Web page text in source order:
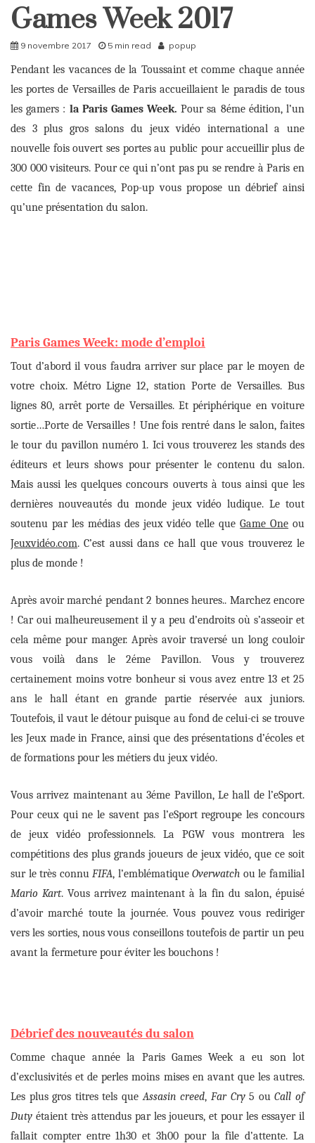
Société
Games Week 2017
9 novembre 2017 5 min read popup
Pendant les vacances de la Toussaint et comme chaque année
lesportes de Versailles de Paris accueillaient le paradis de tous
les gamers : la Paris Games Week. Pour sa 8éme édition, l’un
des 3 plus gros salons du jeux vidéo international a une
nouvelle fois ouvert ses portes au public pour accueillir plus de
300 000 visiteurs. Pour ce qui n’ont pas pu se rendre à Paris en
cette fin de vacances, Pop-up vous propose un débrief ainsi
qu’une présentation du salon.
Paris Games Week: mode d’emploi
Tout d’abord il vous faudra arriver sur place par le moyen de
votre choix. Métro Ligne 12, station Porte de Versailles. Bus
lignes 80, arrêt porte de Versailles. Et périphérique en voiture
sortie…Porte de Versailles ! Une fois rentré dans le salon, faites
le tour du pavillonnuméro 1. Ici vous trouverez les stands des
éditeurs etleurs shows pour présenter le contenu du salon.
Mais aussiles quelques concours ouverts à tous ainsi que les
dernières nouveautés du monde jeux vidéoludique. Le tout
soutenu par les médias des jeux vidéo telle que Game One ou
Jeuxvidéo.com. C’est aussi dans ce hall que vous trouverez le
plus de monde !
Après avoir marché pendant 2 bonnes heures.. Marchez encore
! Car oui malheureusementil y a peu d’endroits où s’asseoir et
cela même pour manger. Après avoir traversé un long couloir
vous voilà dans le 2éme Pavillon. Vous y trouverez
certainement moins votre bonheur si vous avez entre 13 et 25
ans
le hall étant en grande partie réservée aux juniors.
Toutefois, il vaut le détour puisque au fond de celui-ci se trouve
les Jeux made in France, ainsi que des présentations d’écoles et
de formations pour les métiers du jeux vidéo.
Vous arrivez maintenant au 3éme Pavillon, Le hall de l’eSport.
Pour ceux qui ne le savent pas l’eSport regroupe les concours
de jeux vidéoprofessionnels. La PGW vous montrera les
compétitions des plus grands joueurs de jeux vidéo,que ce soit
sur le très connuFIFA, l’emblématiqueOverwatch ou le familial
Mario Kart. Vous arrivez maintenant à la fin du salon, épuisé
d’avoir marché toute la journée. Vous pouvez vous rediriger
vers les sorties, nous vous conseillons toutefois de partir un peu
avant la fermeture pour éviter les bouchons !
Débrief des nouveautés du salon
Comme chaque année la Paris Games Week a eu son lot
d’exclusivités et de perles moins mises en avant que les autres.
Les plus gros titres tels queAssasincreed, Far Cry5 ouCall of
Duty étaient très attendus par les joueurs, et pour les essayer il
fallait compter entre 1h30 et 3h00 pour la file d’attente. La